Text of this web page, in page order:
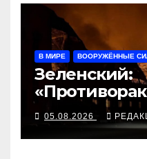
В МИРЕ ВООРУЖЁННЫЕ
Зеленский:
средства
погибших
05.08.2026